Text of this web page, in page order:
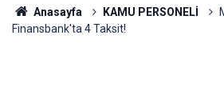
Anasayfa KAMU PERSONELİ
Finansbank'ta 4 Taksit!